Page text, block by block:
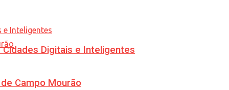
Campo Mourão
Digitais e Inteligentes